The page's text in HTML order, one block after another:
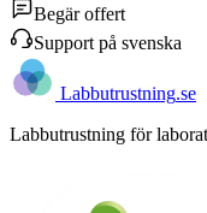
Begär offert
Support på svenska
Labbutrustning.se
Labbutrustning för